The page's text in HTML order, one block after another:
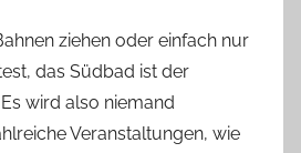
ziehen oder einfach nur
das Südbad ist der
wird also niemand
Veranstaltungen, wie